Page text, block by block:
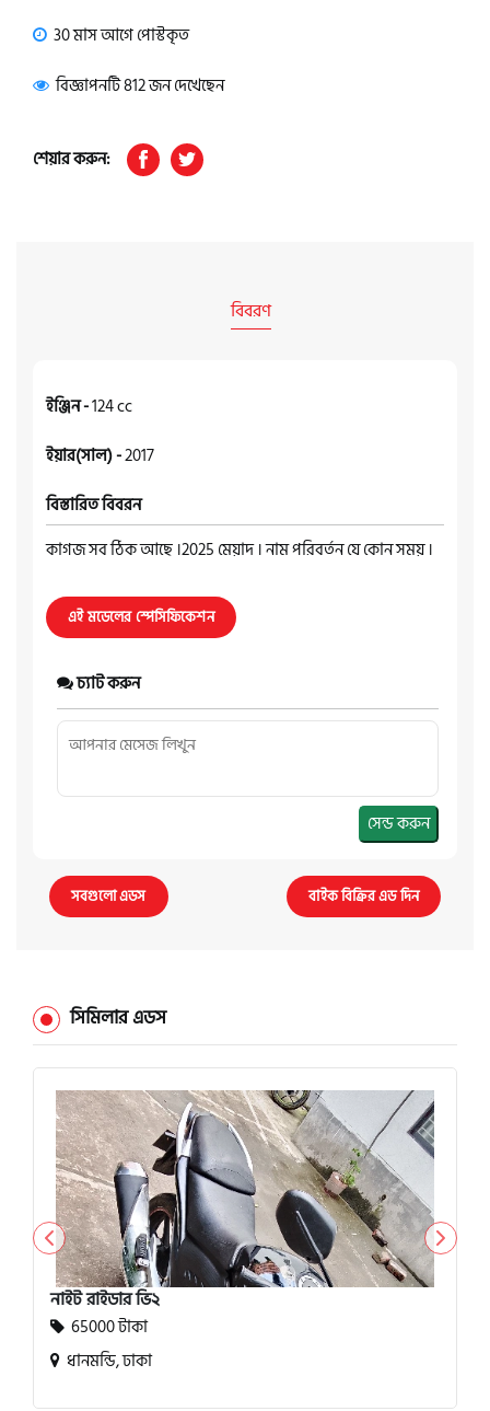
30 মাস আগে পোস্টকৃত
বিজ্ঞাপনটি 812 জন দেখেছেন
শেয়ার করুন:
বিবরণ
ইঞ্জিন -124 cc
ইয়ার(সাল) -2017
বিস্তারিত বিবরন
কাগজ সব ঠিক আছে ।2025 মেয়াদ । নাম পরিবর্তন যে কোন সময় ।
এই মডেলের স্পেসিফিকেশন
চ্যাট করুন
সেন্ড করুন
সবগুলো এডস বাইক বিক্রির এড দিন
সিমিলার এডস
নাইট রাইডার ভি২
65000 টাকা
ধানমন্ডি, ঢাকা